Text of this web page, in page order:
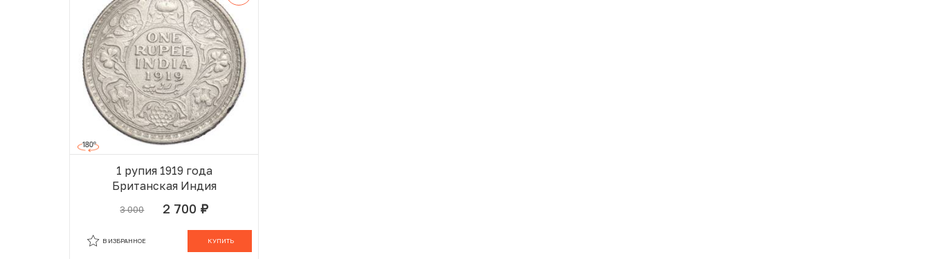
1 рупия 1919 года
Британская Индия
3 000 2 700 руб.
КУПИТЬ
В ИЗБРАННОЕ